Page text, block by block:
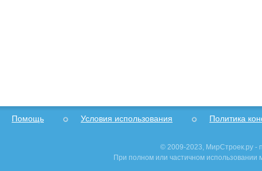
Помощь Условия использования Политика
© 2009-2023, МирСтроек.ру -
При полном или частичном использовании